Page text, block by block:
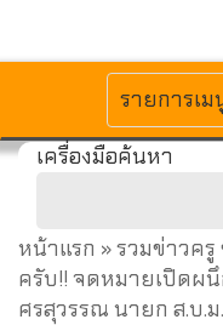
MENU
รายการเ
เครื่องมือค้นหา
หน้าแรก »รวมข่าวครู
ครับ!! จดหมายเปิดผ
ศรสุวรรณ นายก ส.บ.ม